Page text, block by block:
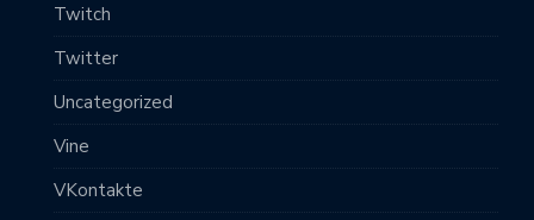
Twitch
Twitter
Uncategorized
Vine
VKontakte